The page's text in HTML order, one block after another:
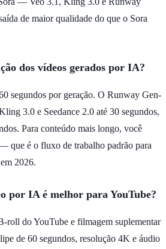
de maior qualidade do que o Sora
dos vídeos gerados por IA?
segundos por geração. O Runway Gen-
3.0 e Seedance 2.0 até 30 segundos,
Para conteúdo mais longo, você
que é o fluxo de trabalho padrão para
2026.
por IA é melhor para YouTube?
roll do YouTube e filmagem suplementar
de 60 segundos, resolução 4K e áudio